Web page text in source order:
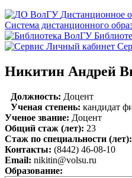
Дистанционное
Система дистанционного
Никитин Андрей
Должность: Доцент
Ученая степень: кандидат
Ученое звание: Доцент
Общий стаж (лет): 23
Стаж по специальности (лет):
Контакты: (8442) 46-08-10
Email: nikitin@volsu.ru
Образование: